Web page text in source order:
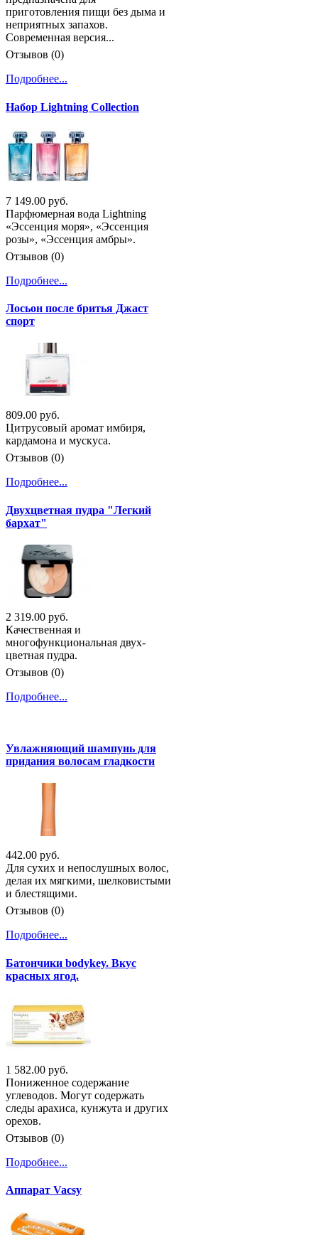
приготовления пищи без дыма и
неприятных запахов.
Современная версия...
Отзывов (0)
Подробнее...
Набор Lightning Collection
7 149.00 руб.
Парфюмерная вода Lightning
«Эссенция моря», «Эссенция
розы», «Эссенция амбры».
Отзывов (0)
Подробнее...
Лосьон после бритья Джаст
спорт
809.00 руб.
Цитрусовый аромат имбиря,
кардамона и мускуса.
Отзывов (0)
Подробнее...
Двухцветная пудра "Легкий
бархат"
2 319.00 руб.
Качественная и
многофункциональная двух-
цветная пудра.
Отзывов (0)
Подробнее...
Увлажняющий шампунь для
придания волосам гладкости
442.00 руб.
Для сухих и непослушных волос,
делая их мягкими, шелковистыми
и блестящими.
Отзывов (0)
Подробнее...
Батончики bodykey. Вкус
красных ягод.
1 582.00 руб.
Пониженное содержание
углеводов. Могут содержать
следы арахиса, кунжута и других
орехов.
Отзывов (0)
Подробнее...
Аппарат Vacsy